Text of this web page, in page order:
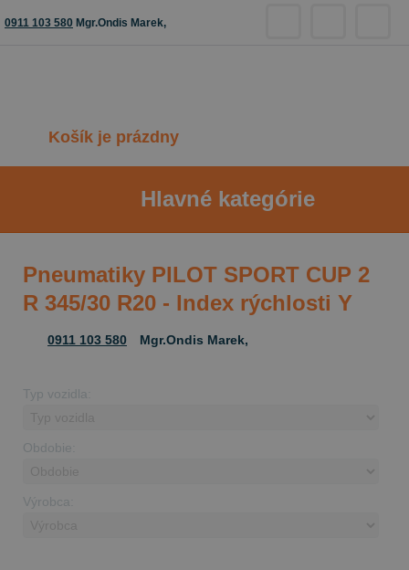
0911 103 580 Mgr.Ondis Marek,
Košík je prázdny
Hlavné kategórie
Pneumatiky PILOT SPORT CUP 2
R 345/30 R20 - Index rýchlosti Y
0911 103 580 Mgr.Ondis Marek,
Typ vozidla:
Obdobie:
Výrobca: